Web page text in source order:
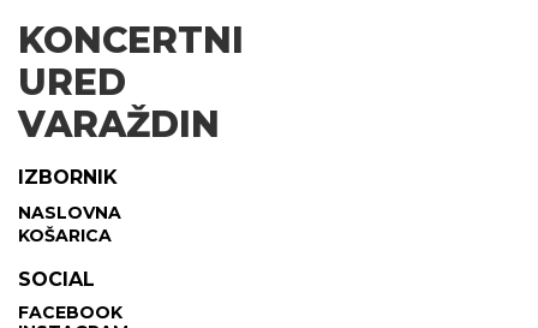
KONCERTNI
URED
VARAŽDIN
IZBORNIK
NASLOVNA
KOŠARICA
SOCIAL
FACEBOOK